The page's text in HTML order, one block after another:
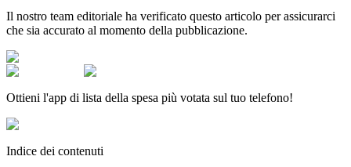
Il nostro team editoriale ha verificato questo articolo per assicurarci
che sia accurato al momento della pubblicazione.
Ottieni l'app di lista della spesa più votata sul tuo telefono!
Indice dei contenuti